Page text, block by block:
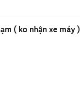
( ko nhận xe máy )